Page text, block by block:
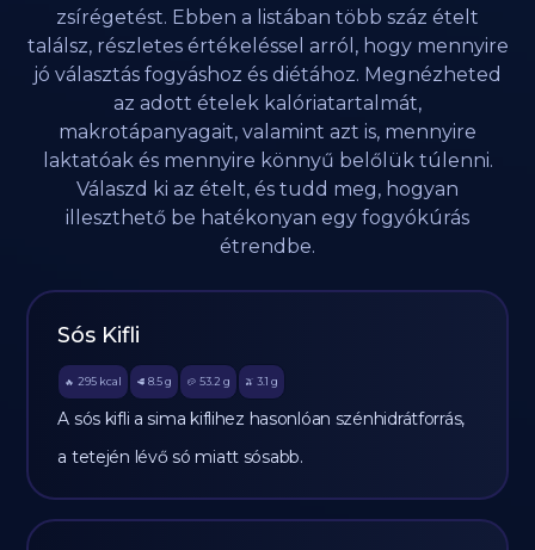
zsírégetést. Ebben a listában több száz ételt
találsz, részletes értékeléssel arról, hogy mennyire
jó választás fogyáshoz és diétához. Megnézheted
az adott ételek kalóriatartalmát,
makrotápanyagait, valamint azt is, mennyire
laktatóak és mennyire könnyű belőlük túlenni.
Válaszd ki az ételt, és tudd meg, hogyan
illeszthető be hatékonyan egy fogyókúrás
étrendbe.
Sós Kifli
🔥 295 kcal 🥩 8.5 g 🥔 53.2 g 🫒 3.1 g
A sós kifli a sima kiflihez hasonlóan szénhidrátforrás,
a tetején lévő só miatt sósabb.